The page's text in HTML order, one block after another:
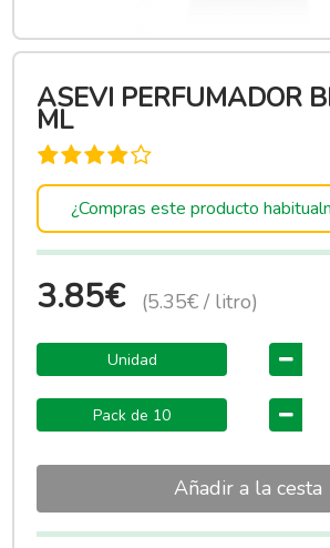
ASEVI PERFUMADOR
ML
¿Compras este producto
3.85€ (5.35€ / litro)
Unidad
Pack de 10
Añadir a la cesta